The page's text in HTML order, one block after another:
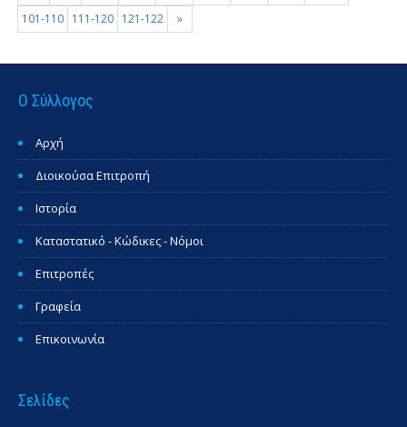
101-110 111-120 121-122 »
Ο Σύλλογος
Αρχή
Διοικούσα Επιτροπή
Ιστορία
Καταστατικό - Κώδικες - Νόμοι
Επιτροπές
Γραφεία
Επικοινωνία
Σελίδες